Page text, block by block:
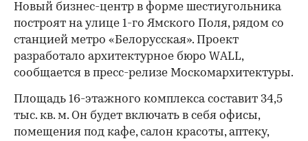
Новый бизнес-центр в форме шестиугольника
построят на улице 1-го Ямского Поля, рядом со
станцией метро «Белорусская». Проект
разработало архитектурное бюро WALL,
сообщается в пресс-релизе Москомархитектуры.
Площадь 16-этажного комплекса составит 34,5
тыс. кв. м. Он будет включать в себя офисы,
помещения под кафе, салон красоты, аптеку,